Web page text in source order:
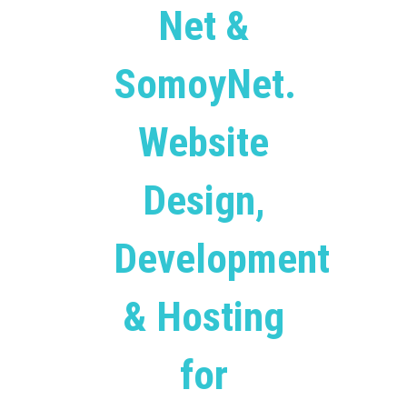
Net &
SomoyNet.
Website
Design,
Development
& Hosting
for